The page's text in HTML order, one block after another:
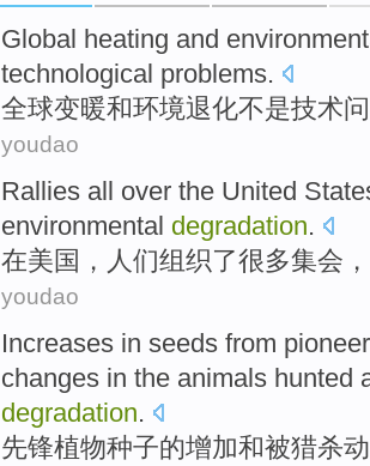
Global heating and
technological problems.
全球变暖和环境退化不是技术
youdao
Rallies all over the United
environmental degradation.
在美国 ， 人们组织了很多集会，
youdao
Increases in seeds from pioneer
changes in the animals hunted
degradation.
先锋植物种子的增加和被猎杀